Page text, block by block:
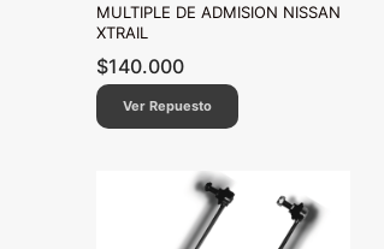
MULTIPLE DE ADMISION NISSAN
XTRAIL
$140.000
Ver Repuesto